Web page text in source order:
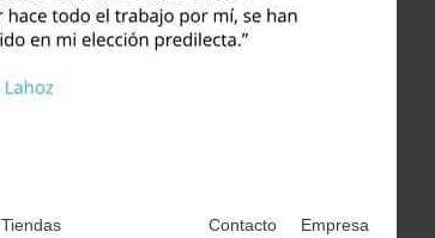
Tiendas Contacto Empresa